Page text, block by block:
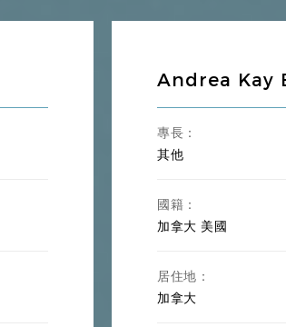
動法、稅法、刑事法、醫事法、合同法、物權
Andrea Kay
專長：
其他
國籍：
加拿大 美國
居住地：
加拿大